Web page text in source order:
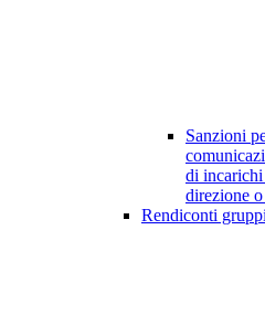
Sanzioni
di
direzione
Rendiconti